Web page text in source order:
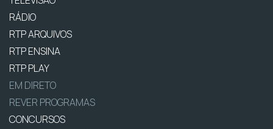
RÁDIO
RTP ARQUIVOS
RTP ENSINA
RTP PLAY
EM DIRETO
REVER PROGRAMAS
CONCURSOS